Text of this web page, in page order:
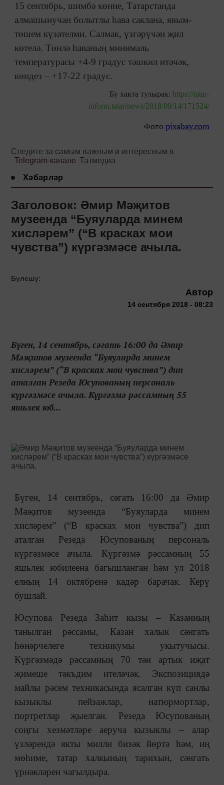
15 сентябрь, шимбә көнне, Татарстанда
алмашынучан болытлы һава саклана, явым-
төшем күзәтелми. Салмак, үзгәрүчән җил
көтелә. Төнлә һаваның минималь
температурасы +4-9 градус тәшкил итәчәк,
көндез – +17-22 градус.
Бу хакта тулырак: https://tatar-
inform.tatar/news/2018/09/14/171524/
Фото pixabay.com
Следите за самым важным и интересным в
Telegram-канале Татмедиа
Хәбәрләр
Заголовок: Әмир Мәҗитов
музеенда “Буяуларда минем
хисләрем” (“В красках мои
чувства”) күргәзмәсе ачыла.
Бүлешү:
Автор
14 сентября 2018 - 08:23
Бүген, 14 сентябрь, сәгать 16:00 да Әмир
Мәҗитов музеенда “Буяуларда минем
хисләрем” (“В красках мои чувства”) дип
аталган Резеда Юсупованың персональ
күргәзмәсе ачыла. Күргәзмә рәссамның 55
яшьлек юб...
Бүген, 14 сентябрь, сәгать 16:00 да Әмир
Мәҗитов музеенда “Буяуларда минем
хисләрем” (“В красках мои чувства”) дип
аталган Резеда Юсупованың персональ
күргәзмәсе ачыла. Күргәзмә рәссамның 55
яшьлек юбилеена багышланган һәм ул 2018
елның 14 октябренә кадәр барачак. Керү
бушлай.
Юсупова Резеда Заһит кызы – Казанның
танылган рәссамы, Казан халык сәнгать
һөнәрчелеге техникумы укытучысы.
Күргәзмәдә рәссамның 70 тән артык иҗат
җимеше тәкъдим ителәчәк. Экспозициядә
майлы рәсем техникасында ясалган күп санлы
кызыклы пейзажлар, натюрмортлар,
портретлар җыелган. Резеда Юсупованың
соңгы хезмәтләре аеруча кызыклы – алар
үзләрендә якты милли бизәк йөртә һәм, иң
мөһиме, татар халкының тарихын, сәнгать
үрнәкләрен чагылдыра.